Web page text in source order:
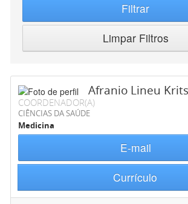
Filtrar
Limpar Filtros
Afranio Lineu
COORDENADOR(A)
CIÊNCIAS DA SAÚDE
Medicina
E-mail
Currículo